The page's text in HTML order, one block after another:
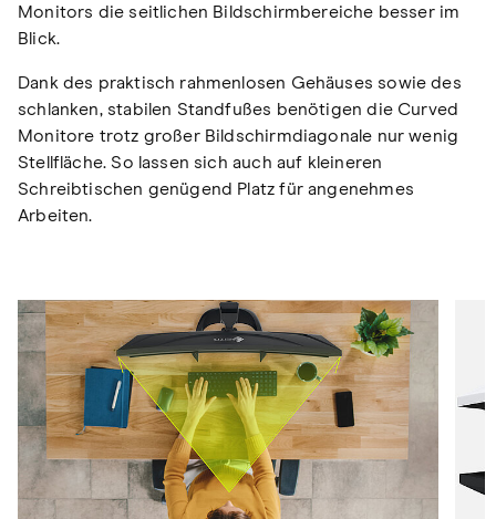
Monitors die seitlichen Bildschirmbereiche besser im
Blick.
Dank des praktisch rahmenlosen Gehäuses sowie des
schlanken, stabilen Standfußes benötigen die Curved
Monitore trotz großer Bildschirmdiagonale nur wenig
Stellfläche. So lassen sich auch auf kleineren
Schreibtischen genügend Platz für angenehmes
Arbeiten.